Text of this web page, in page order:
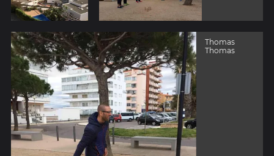
Thomas
Thomas